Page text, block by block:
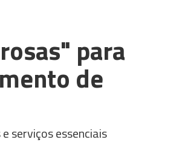
para
de
serviços essenciais